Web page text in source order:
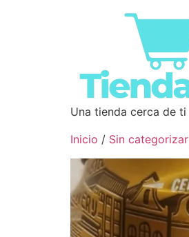
Una tienda cerca de ti
Inicio / Sin categorizar